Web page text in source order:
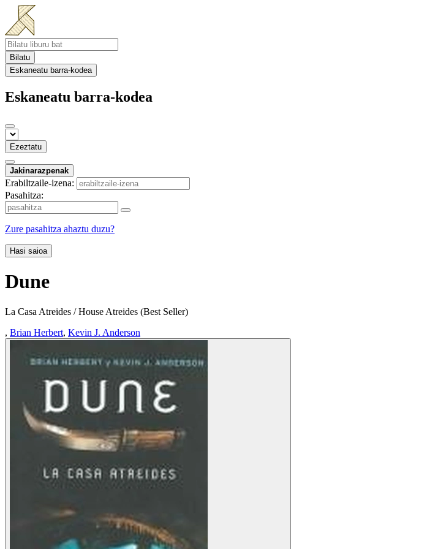
Bilatu
Eskaneatu barra-kodea
Eskaneatu barra-kodea
Ezeztatu
Jakinarazpenak
Erabiltzaile-izena:
Pasahitza:
Zure pasahitza ahaztu duzu?
Hasi saioa
Dune
La Casa Atreides / House Atreides (Best Seller)
, Brian Herbert, Kevin J. Anderson